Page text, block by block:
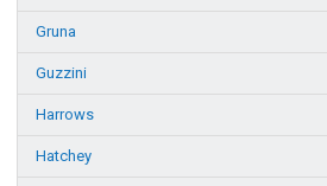
Gruna
Guzzini
Harrows
Hatchey